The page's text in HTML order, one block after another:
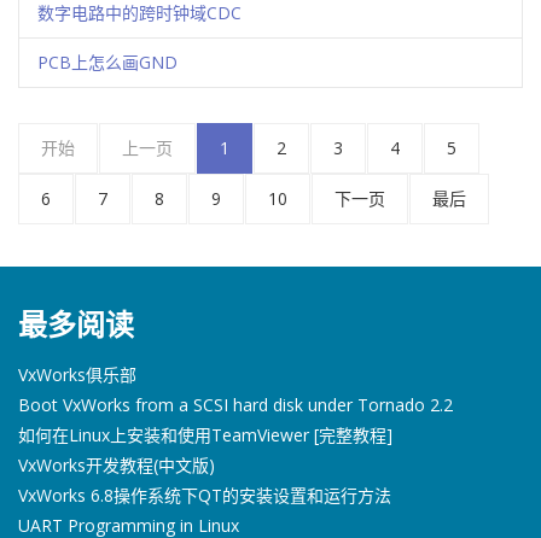
数字电路中的跨时钟域CDC
PCB上怎么画GND
开始 上一页 1 2 3 4 5
6 7 8 9 10 下一页 最后
最多阅读
VxWorks俱乐部
Boot VxWorks from a SCSI hard disk under Tornado 2.2
如何在Linux上安装和使用TeamViewer [完整教程]
VxWorks开发教程(中文版)
VxWorks 6.8操作系统下QT的安装设置和运行方法
UART Programming in Linux